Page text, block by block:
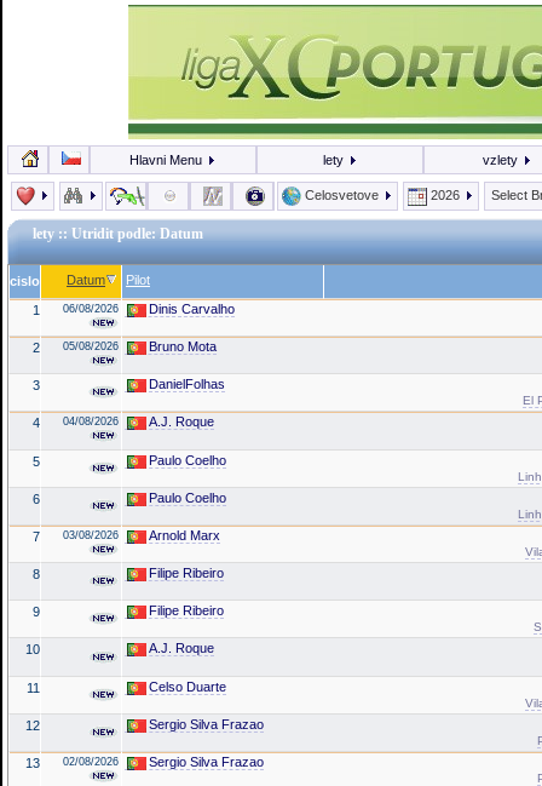
Hlavni Menu lety vzlety
Celosvetove 2026 Select
lety :: Utridit podle: Datum
cislo Datum Pilot
1 06/08/2026 Dinis Carvalho
2 05/08/2026 Bruno Mota
3 DanielFolhas
El
4 04/08/2026 A.J. Roque
5 Paulo Coelho
6 Paulo Coelho
7 03/08/2026 Arnold Marx
8 Filipe Ribeiro
9 Filipe Ribeiro
10 A.J. Roque
11 Celso Duarte
12 Sergio Silva Frazao
13 02/08/2026 Sergio Silva Frazao